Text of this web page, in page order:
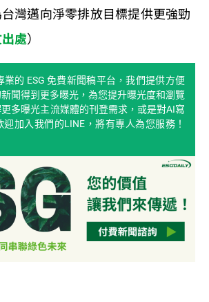
灣邁向淨零排放目標提供更強勁
處）
業的 ESG 免費新聞稿平台，我們提供方便
聞得到更多曝光，為您提升曝光度和瀏覽
多曝光主流媒體的刊登需求，或是對AI寫
加入我們的LINE，將有專人為您服務！